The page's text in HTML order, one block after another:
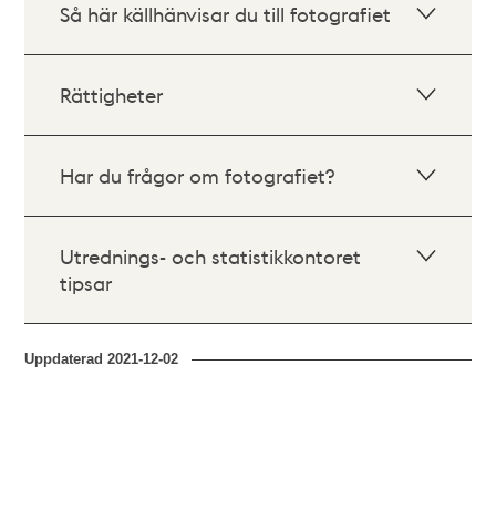
Så här källhänvisar du till fotografiet
Rättigheter
Har du frågor om fotografiet?
Utrednings- och statistikkontoret
tipsar
Uppdaterad2021-12-02